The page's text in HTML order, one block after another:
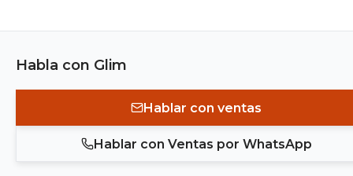
Habla con Glim
Hablar con ventas
Hablar con Ventas por WhatsApp